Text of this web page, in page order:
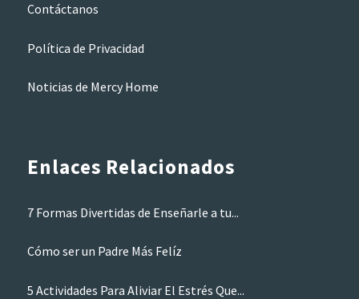
Contáctanos
Política de Privacidad
Noticias de Mercy Home
Enlaces Relacionados
7 Formas Divertidas de Enseñarle a tu...
Cómo ser un Padre Más Felíz
5 Actividades Para Aliviar El Estrés Que...